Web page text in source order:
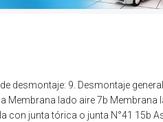
desmontaje: 9. Desmontaje
Membrana lado aire 7b Membrana
con junta tórica o junta N°41 15b